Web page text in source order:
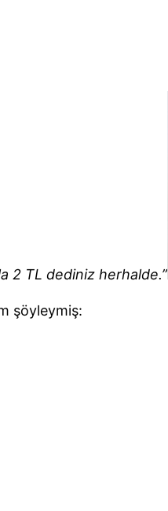
2 TL dediniz herhalde.”
şöyleymiş: